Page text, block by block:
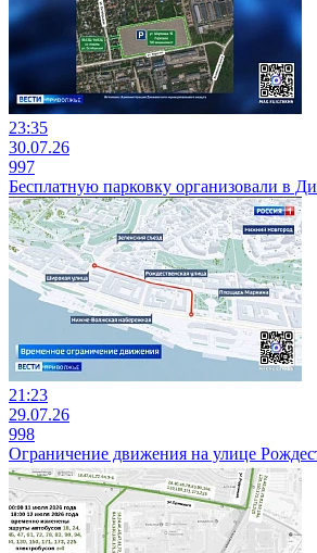
23:35
30.07.26
997
Бесплатную парковку организовали в
21:23
29.07.26
998
Ограничение движения на улице